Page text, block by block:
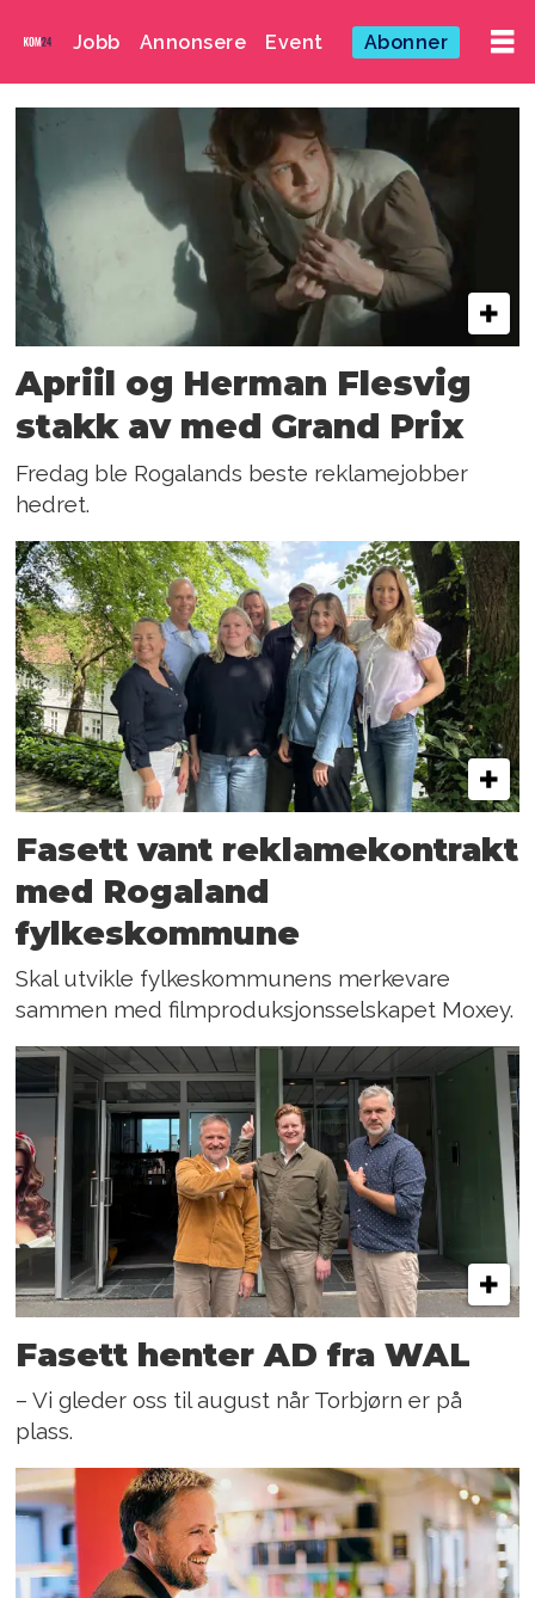
Jobb Annonsere Event Abonner
Emne:
fasett
Apriil og Herman Flesvig
stakk av med Grand Prix
Fredag ble Rogalands beste reklamejobber
hedret.
Fasett vant reklamekontrakt
med Rogaland
fylkeskommune
Skal utvikle fylkeskommunens merkevare
sammen med filmproduksjonsselskapet Moxey.
Fasett henter AD fra WAL
– Vi gleder oss til august når Torbjørn er på
plass.